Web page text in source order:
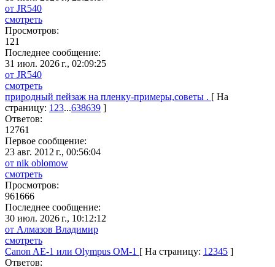
от JR540
смотреть
Просмотров:
121
Последнее сообщение:
31 июл. 2026 г., 02:09:25
от JR540
смотреть
природный пейзаж на пленку-примеры,советы . [ На
страницу: 1 23...638639 ]
Ответов:
12761
Первое сообщение:
23 авг. 2012 г., 00:56:04
от nik oblomow
смотреть
Просмотров:
961666
Последнее сообщение:
30 июл. 2026 г., 10:12:12
от Алмазов Владимир
смотреть
Canon AE-1 или Olympus OM-1 [ На страницу: 1 2345 ]
Ответов: